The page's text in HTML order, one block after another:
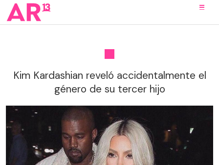
Kim Kardashian reveló accidentalmente el
género de su tercer hijo